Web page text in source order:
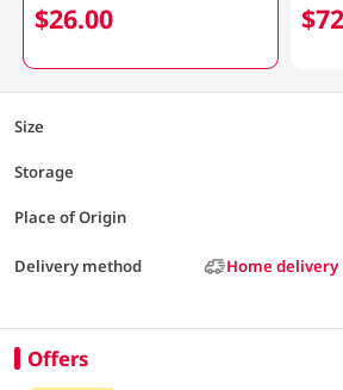
$26.00
Size
Storage
Place of Origin
Delivery method Home delivery
Offers